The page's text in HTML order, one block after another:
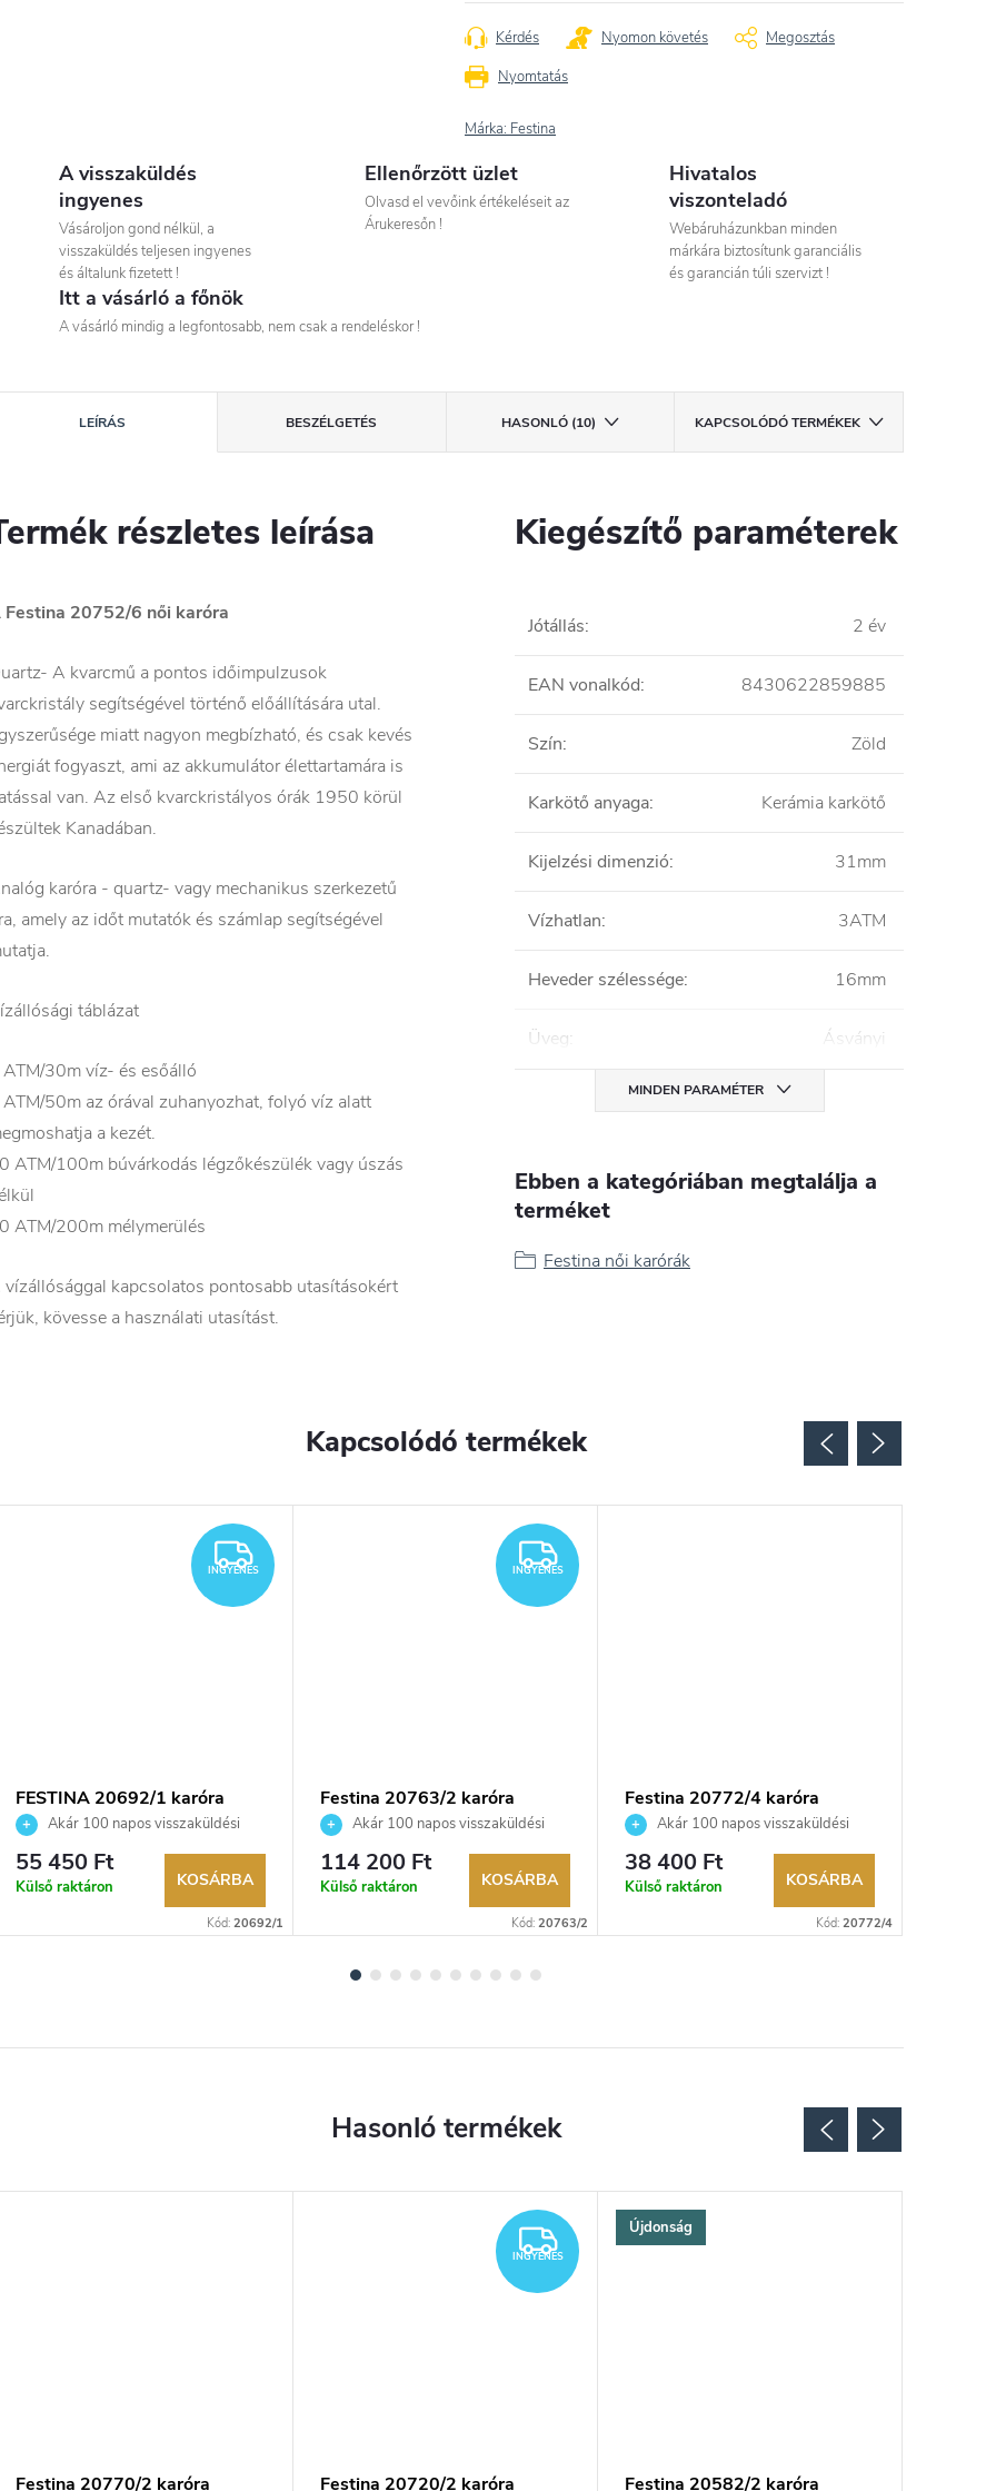
Nyomtatás
Kérdés Nyomon követés Megosztás
Márka: Festina
A visszaküldés
ingyenes
Vásároljon gond nélkül, a
visszaküldés teljesen ingyenes
és általunk fizetett !
Ellenőrzött üzlet
Olvasd el vevőink értékeléseit az
Árukeresőn !
Hivatalos
viszonteladó
Webáruházunkban minden
márkára biztosítunk garanciális
és garancián túli szervizt !
Itt a vásárló a főnök
A vásárló mindig a legfontosabb, nem csak a rendeléskor !
LEÍRÁS BESZÉLGETÉS HASONLÓ (10) KAPCSOLÓDÓ TERMÉKEK
részletes leírása
Festina 20752/6 női karóra
A kvarcmű a pontos időimpulzusok
segítségével történő előállítására utal.
miatt nagyon megbízható, és csak kevés
fogyaszt, ami az akkumulátor élettartamára is
van. Az első kvarckristályos órák 1950 körül
Kanadában.
karóra - quartz- vagy mechanikus szerkezetű
amely az időt mutatók és számlap segítségével
táblázat
30m víz- és esőálló
50m az órával zuhanyozhat, folyó víz alatt
a kezét.
ATM/100m búvárkodás légzőkészülék vagy úszás
ATM/200m mélymerülés
vízállósággal kapcsolatos pontosabb utasításokért
kövesse a használati utasítást.
Kiegészítő paraméterek
Jótállás: 2 év
EAN vonalkód: 8430622859885
Szín: Zöld
Karkötő anyaga: Kerámia karkötő
Kijelzési dimenzió: 31mm
Vízhatlan: 3ATM
Heveder szélessége: 16mm
Üveg: Ásványi
MINDEN PARAMÉTER
Ebben a kategóriában megtalálja a
terméket
Festina női karórák
Kapcsolódó termékek
INGYENES
INGYENES
FESTINA 20692/1 karóra
Akár 100 napos visszaküldési
lehetőség. Hivatalos márkakereskedő.
55 450 Ft
Külső raktáron KOSÁRBA
Kód: 20692/1
INGYENES
INGYENES
Festina 20763/2 karóra
Akár 100 napos visszaküldési
lehetőség. Hivatalos márkakereskedő.
114 200 Ft
Külső raktáron KOSÁRBA
Kód: 20763/2
Festina 20772/4 karóra
Akár 100 napos visszaküldési
lehetőség. Hivatalos márkakereskedő.
38 400 Ft
Külső raktáron KOSÁRBA
Kód: 20772/4
Festina 20770/2 karóra
INGYENES
INGYENES
Festina 20720/2 karóra
Újdonság
Festina 20582/2 karóra